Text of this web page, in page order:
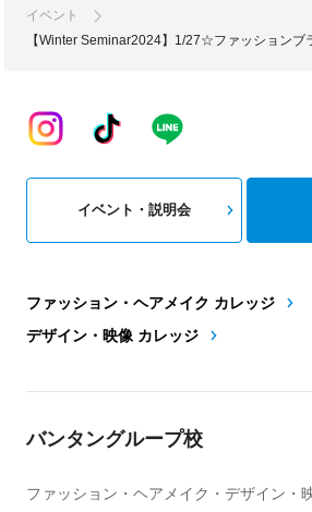
イベント
【Winter Seminar2024】1/27☆ファッション
ファッション・ヘアメイク カレッジ
デザイン・映像 カレッジ
イベント・説明会
バンタングループ校
ファッション・ヘアメイク・デザイン・